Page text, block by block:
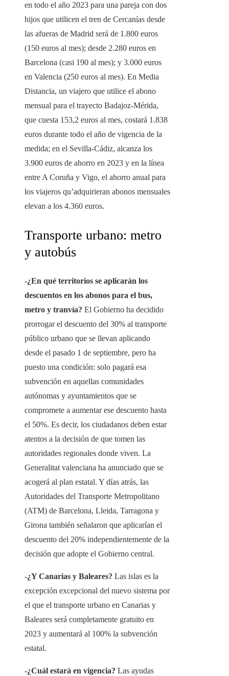
en todo el año 2023 para una pareja con dos
hijos que utilicen el tren de Cercanías desde
las afueras de Madrid será de 1.800 euros
(150 euros al mes); desde 2.280 euros en
Barcelona (casi 190 al mes); y 3.000 euros
en Valencia (250 euros al mes). En Media
Distancia, un viajero que utilice el abono
mensual para el trayecto Badajoz-Mérida,
que cuesta 153,2 euros al mes, costará 1.838
euros durante todo el año de vigencia de la
medida; en el Sevilla-Cádiz, alcanza los
3.900 euros de ahorro en 2023 y en la línea
entre A Coruña y Vigo, el ahorro anual para
los viajeros qu’adquirieran abonos mensuales
elevan a los 4.360 euros.
Transporte urbano: metro
y autobús
-¿En qué territorios se aplicarán los
descuentos en los abonos para el bus,
metro y tranvía? El Gobierno ha decidido
prorrogar el descuento del 30% al transporte
público urbano que se llevan aplicando
desde el pasado 1 de septiembre, pero ha
puesto una condición: solo pagará esa
subvención en aquellas comunidades
autónomas y ayuntamientos que se
compromete a aumentar ese descuento hasta
el 50%. Es decir, los ciudadanos deben estar
atentos a la decisión de que tomen las
autoridades regionales donde viven. La
Generalitat valenciana ha anunciado que se
acogerá al plan estatal. Y días atrás, las
Autoridades del Transporte Metropolitano
(ATM) de Barcelona, ​​Lleida, Tarragona y
Girona también señalaron que aplicarían el
descuento del 20% independientemente de la
decisión que adopte el Gobierno central.
-¿Y Canarias y Baleares? Las islas es la
excepción excepcional del nuevo sistema por
el que el transporte urbano en Canarias y
Baleares será completamente gratuito en
2023 y aumentará al 100% la subvención
estatal.
-¿Cuál estará en vigencia? Las ayudas